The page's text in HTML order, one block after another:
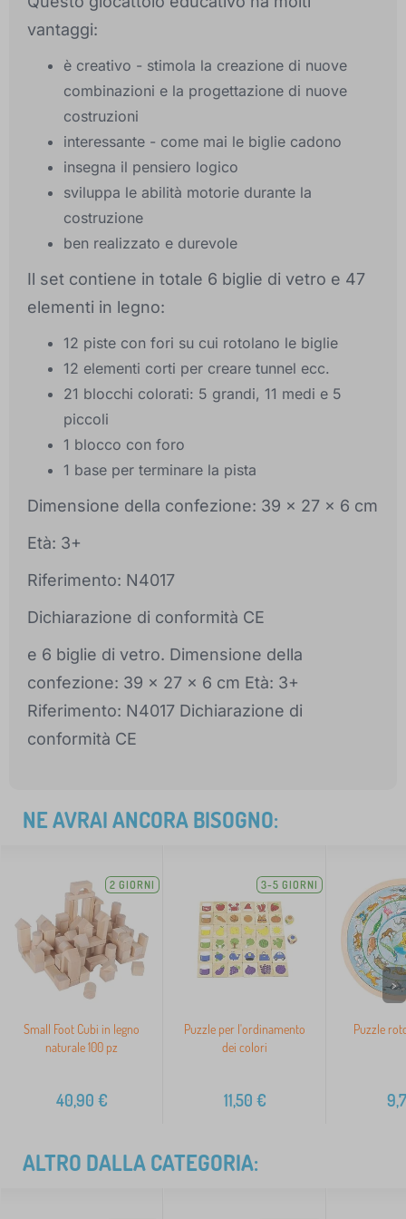
vantaggi:
è creativo - stimola la creazione di nuove
combinazioni e la progettazione di nuove
costruzioni
interessante - come mai le biglie cadono
insegna il pensiero logico
sviluppa le abilità motorie durante la
costruzione
ben realizzato e durevole
Il set contiene in totale 6 biglie di vetro e 47
elementi in legno:
12 piste con fori su cui rotolano le biglie
12 elementi corti per creare tunnel ecc.
21 blocchi colorati: 5 grandi, 11 medi e 5
piccoli
1 blocco con foro
1 base per terminare la pista
Dimensione della confezione: 39 x 27 x 6 cm
Età: 3+
Riferimento: N4017
Dichiarazione di conformità CE
e 6 biglie di vetro. Dimensione della
confezione: 39 x 27 x 6 cm Età: 3+
Riferimento: N4017 Dichiarazione di
conformità CE
NE AVRAI ANCORA BISOGNO:
2 GIORNI
Small Foot Cubi in legno
naturale 100 pz
40,90 €
3-5 GIORNI
Puzzle per l'ordinamento
dei colori
11,50 €
Puzzle
>
ALTRO DALLA CATEGORIA: